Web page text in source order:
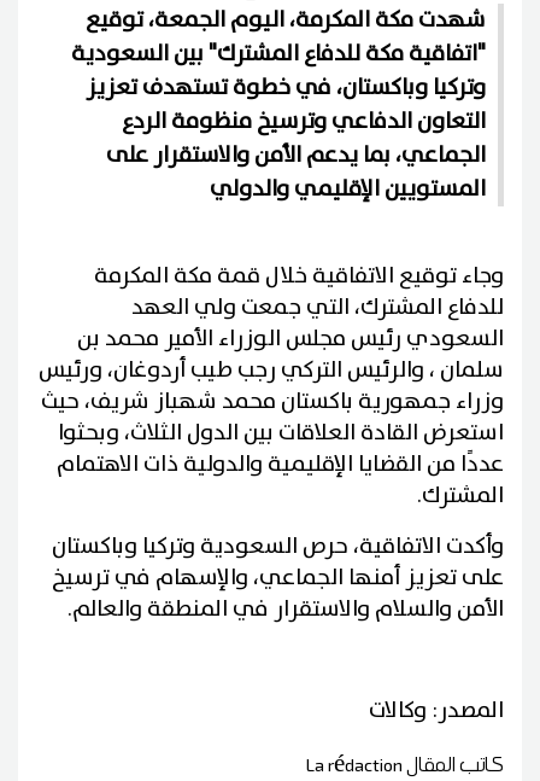
شهدت مكة المكرمة، اليوم الجمعة، توقيع
"اتفاقية مكة للدفاع المشترك" بين السعودية
وتركيا وباكستان، في خطوة تستهدف تعزيز
التعاون الدفاعي وترسيخ منظومة الردع
الجماعي، بما يدعم الأمن والاستقرار على
المستويين الإقليمي والدولي
وجاء توقيع الاتفاقية خلال قمة مكة المكرمة
للدفاع المشترك، التي جمعت ولي العهد
السعودي رئيس مجلس الوزراء الأمير محمد بن
سلمان ، والرئيس التركي رجب طيب أردوغان، ورئيس
وزراء جمهورية باكستان محمد شهباز شريف، حيث
استعرض القادة العلاقات بين الدول الثلاث، وبحثوا
عددًا من القضايا الإقليمية والدولية ذات الاهتمام
المشترك.
وأكدت الاتفاقية، حرص السعودية وتركيا وباكستان
على تعزيز أمنها الجماعي، والإسهام في ترسيخ
الأمن والسلام والاستقرار في المنطقة والعالم.
المصدر: وكالات
كاتب المقالLa rédaction